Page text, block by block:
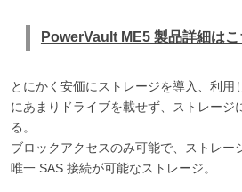
PowerVault ME5 製品詳細はこ
とにかく安価にストレージを導入、利用
にあまりドライブを載せず、ストレージ
る。
ブロックアクセスのみ可能で、ストレー
唯一 SAS 接続が可能なストレージ。